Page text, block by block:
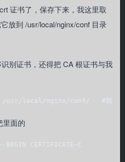
证书了，保存下来，我这里取
放到 /usr/local/nginx/conf 目录
别证书，还得把 CA 根证书与我
usr/local/nginx/conf/   #我
里面的
BEGIN CERTIFICATE―C